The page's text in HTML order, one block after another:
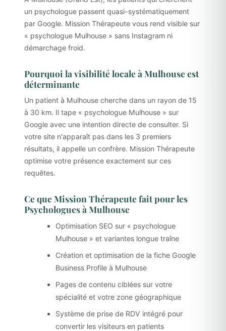
un psychologue passent quasi-systématiquement
par Google. Mission Thérapeute vous rend visible sur
« psychologue Mulhouse » sans Instagram ni
démarchage froid.
Pourquoi la visibilité locale à Mulhouse est
déterminante
Un patient à Mulhouse cherche dans un rayon de 15
à 30 km. Il tape « psychologue Mulhouse » sur
Google avec une intention directe de consulter. Si
votre site n'apparaît pas dans les 3 premiers
résultats, il appelle un confrère. Mission Thérapeute
optimise votre présence exactement sur ces
requêtes.
Ce que Mission Thérapeute fait pour les
Psychologues à Mulhouse
Optimisation SEO sur « psychologue
Mulhouse » et variantes longue traîne
Création et optimisation de la fiche Google
Business Profile à Mulhouse
Pages de contenu ciblées sur votre
spécialité et votre zone géographique
Système de prise de RDV intégré pour
convertir les visiteurs en patients